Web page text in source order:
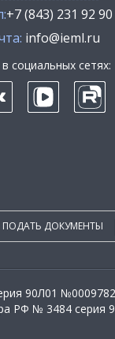
+7 (843) 231 92 90
info@ieml.ru
социальных сетях:
ПОДАТЬ ДОКУМЕНТЫ
90Л01
РФ № 3484 серия